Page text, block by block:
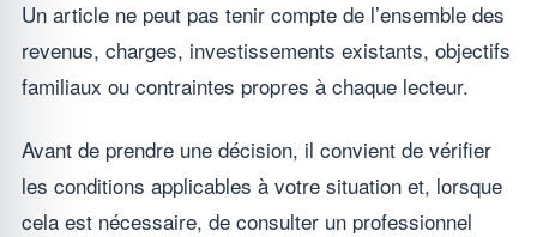
Un article ne peut pas tenir compte de l’ensemble des
revenus, charges, investissements existants, objectifs
familiaux ou contraintes propres à chaque lecteur.
Avant de prendre une décision, il convient de vérifier
les conditions applicables à votre situation et, lorsque
cela est nécessaire, de consulter un professionnel